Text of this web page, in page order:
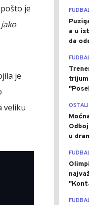
je
je
veliku
a u
da
u